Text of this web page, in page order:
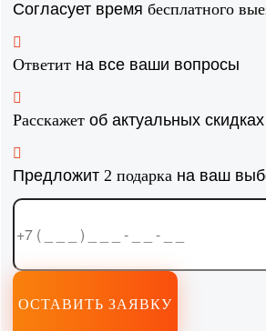
Согласует времябесплатного
Ответит на все ваши вопросы
Расскажет об актуальных
Предложит 2 подарка на ваш